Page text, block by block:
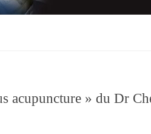
acupuncture » du Dr